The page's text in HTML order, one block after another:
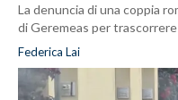
La denuncia di una coppia
di Geremeas per
Federica Lai